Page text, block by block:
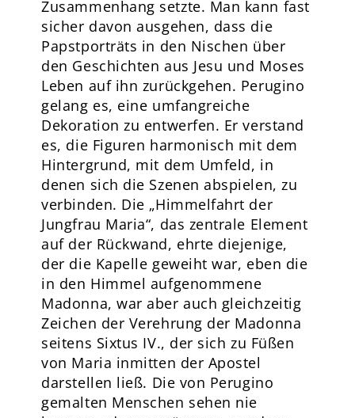
Zusammenhang setzte. Man kann fast
sicher davon ausgehen, dass die
Papstporträts in den Nischen über
den Geschichten aus Jesu und Moses
Leben auf ihn zurückgehen. Perugino
gelang es, eine umfangreiche
Dekoration zu entwerfen. Er verstand
es, die Figuren harmonisch mit dem
Hintergrund, mit dem Umfeld, in
denen sich die Szenen abspielen, zu
verbinden. Die „Himmelfahrt der
Jungfrau Maria“, das zentrale Element
auf der Rückwand, ehrte diejenige,
der die Kapelle geweiht war, eben die
in den Himmel aufgenommene
Madonna, war aber auch gleichzeitig
Zeichen der Verehrung der Madonna
seitens Sixtus IV., der sich zu Füßen
von Maria inmitten der Apostel
darstellen ließ. Die von Perugino
gemalten Menschen sehen nie